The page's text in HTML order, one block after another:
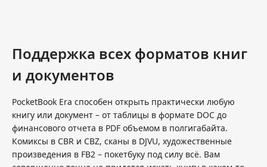
Поддержка всех форматов книг
и документов
PocketBook Era способен открыть практически любую
книгу или документ – от таблицы в формате DOC до
финансового отчета в PDF объемом в полгигабайта.
Комиксы в CBR и CBZ, сканы в DJVU, художественные
произведения в FB2 – покетбуку под силу всё. Вам